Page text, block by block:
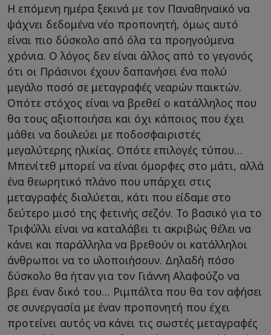
Η επόμενη ημέρα ξεκινά με τον Παναθηναϊκό να
ψάχνει δεδομένα νέο προπονητή, όμως αυτό
είναι πιο δύσκολο από όλα τα προηγούμενα
χρόνια. Ο λόγος δεν είναι άλλος από το γεγονός
ότι οι Πράσινοι έχουν δαπανήσει ένα πολύ
μεγάλο ποσό σε μεταγραφές νεαρών παικτών.
Οπότε στόχος είναι να βρεθεί ο κατάλληλος που
θα τους αξιοποιήσει και όχι κάποιος που έχει
μάθει να δουλεύει με ποδοσφαιριστές
μεγαλύτερης ηλικίας. Οπότε επιλογές τύπου…
Μπενίτεθ μπορεί να είναι όμορφες στο μάτι, αλλά
ένα θεωρητικό πλάνο που υπάρχει στις
μεταγραφές διαλύεται, κάτι που είδαμε στο
δεύτερο μισό της φετινής σεζόν. Το βασικό για το
Τριφύλλι είναι να καταλάβει τι ακριβώς θέλει να
κάνει και παράλληλα να βρεθούν οι κατάλληλοι
άνθρωποι να το υλοποιήσουν. Δηλαδή πόσο
δύσκολο θα ήταν για τον Γιάννη Αλαφούζο να
βρει έναν δικό του… Ριμπάλτα που θα τον αφήσει
σε συνεργασία με έναν προπονητή που έχει
προτείνει αυτός να κάνει τις σωστές μεταγραφές